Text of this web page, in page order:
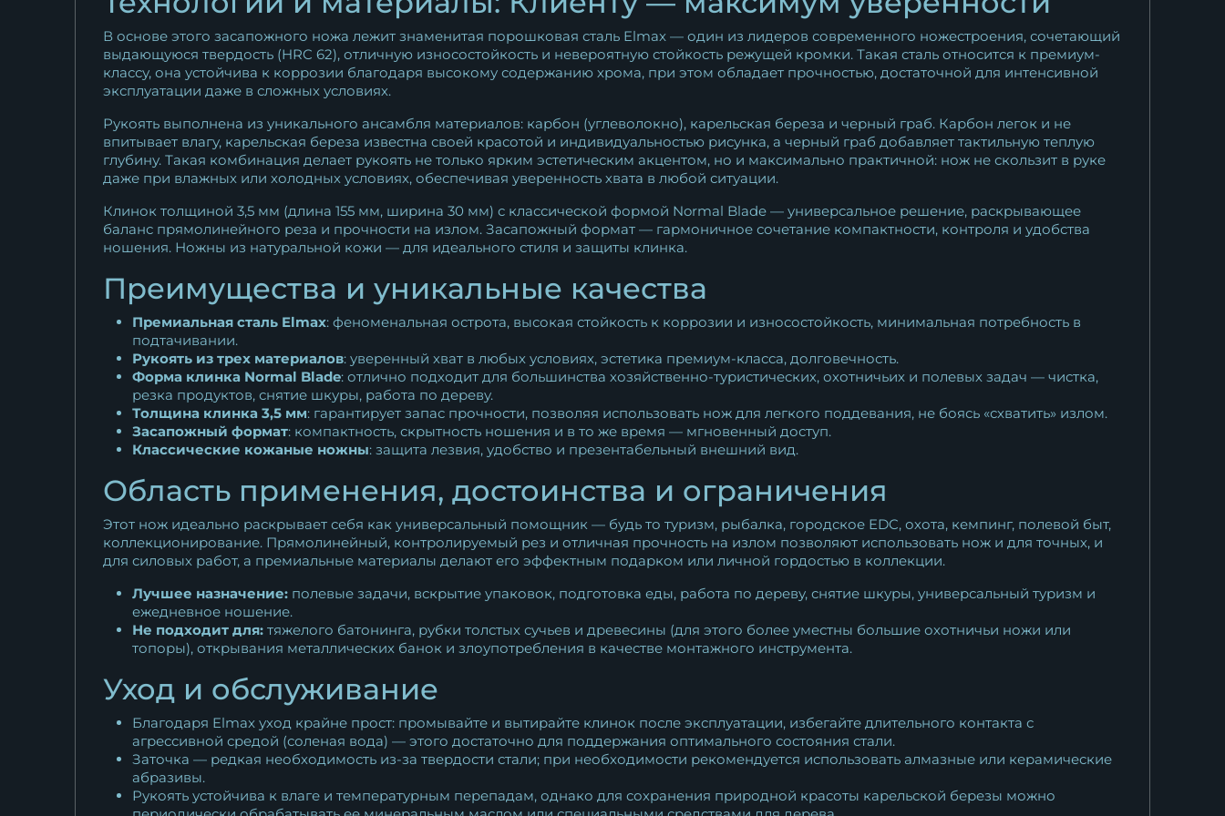
В основе этого засапожного ножа лежит знаменитая порошковая сталь Elmax — один из лидеров современного ножестроения, сочетающий
выдающуюся твердость (HRC 62), отличную износостойкость и невероятную стойкость режущей кромки. Такая сталь относится к премиум-
классу, она устойчива к коррозии благодаря высокому содержанию хрома, при этом обладает прочностью, достаточной для интенсивной
эксплуатации даже в сложных условиях.
Рукоять выполнена из уникального ансамбля материалов: карбон (углеволокно), карельская береза и черный граб. Карбон легок и не
впитывает влагу, карельская береза известна своей красотой и индивидуальностью рисунка, а черный граб добавляет тактильную теплую
глубину. Такая комбинация делает рукоять не только ярким эстетическим акцентом, но и максимально практичной: нож не скользит в руке
даже при влажных или холодных условиях, обеспечивая уверенность хвата в любой ситуации.
Клинок толщиной 3,5 мм (длина 155 мм, ширина 30 мм) с классической формой Normal Blade — универсальное решение, раскрывающее
баланс прямолинейного реза и прочности на излом. Засапожный формат — гармоничное сочетание компактности, контроля и удобства
ношения. Ножны из натуральной кожи — для идеального стиля и защиты клинка.
Преимущества и уникальные качества
Премиальная сталь Elmax: феноменальная острота, высокая стойкость к коррозии и износостойкость, минимальная потребность в
подтачивании.
Рукоять из трех материалов: уверенный хват в любых условиях, эстетика премиум-класса, долговечность.
Форма клинка Normal Blade: отлично подходит для большинства хозяйственно-туристических, охотничьих и полевых задач — чистка,
резка продуктов, снятие шкуры, работа по дереву.
Толщина клинка 3,5 мм: гарантирует запас прочности, позволяя использовать нож для легкого поддевания, не боясь «схватить» излом.
Засапожный формат: компактность, скрытность ношения и в то же время — мгновенный доступ.
Классические кожаные ножны: защита лезвия, удобство и презентабельный внешний вид.
Область применения, достоинства и ограничения
Этот нож идеально раскрывает себя как универсальный помощник — будь то туризм, рыбалка, городское EDC, охота, кемпинг, полевой быт,
коллекционирование. Прямолинейный, контролируемый рез и отличная прочность на излом позволяют использовать нож и для точных, и
для силовых работ, а премиальные материалы делают его эффектным подарком или личной гордостью в коллекции.
Лучшее назначение: полевые задачи, вскрытие упаковок, подготовка еды, работа по дереву, снятие шкуры, универсальный туризм и
ежедневное ношение.
Не подходит для: тяжелого батонинга, рубки толстых сучьев и древесины (для этого более уместны большие охотничьи ножи или
топоры), открывания металлических банок и злоупотребления в качестве монтажного инструмента.
Уход и обслуживание
Благодаря Elmax уход крайне прост: промывайте и вытирайте клинок после эксплуатации, избегайте длительного контакта с
агрессивной средой (соленая вода) — этого достаточно для поддержания оптимального состояния стали.
Заточка — редкая необходимость из-за твердости стали; при необходимости рекомендуется использовать алмазные или керамические
абразивы.
Рукоять устойчива к влаге и температурным перепадам, однако для сохранения природной красоты карельской березы можно